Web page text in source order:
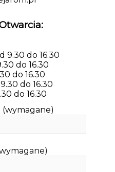
9.30 do 16.30
do 16.30
do 16.30
do 16.30
do 16.30
(wymagane)